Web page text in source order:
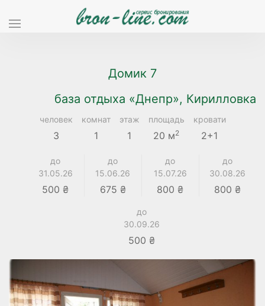
Домик 7
база отдыха «Днепр», Кирилловка
человек
3
комнат
1
этаж
1
площадь
20 м2
кровати
2+1
до
31.05.26
500 ₴
до
15.06.26
675 ₴
до
15.07.26
800 ₴
до
30.08.26
800 ₴
до
30.09.26
500 ₴